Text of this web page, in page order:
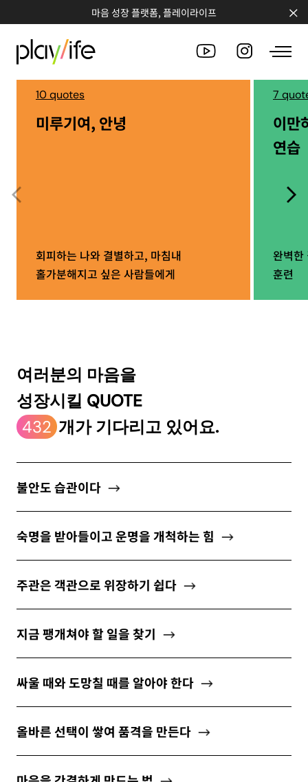
마음 성장 플랫폼, 플레이라이프
PEOPLE
QUOTE
COUNSELING
newsletter
소중한 자신의 가치를 찾도록 도와주는
개인정보 수집 및 이용약관에 동의합니다.
구독하기
10 quotes
미루기여, 안녕
회피하는 나와 결별하고, 마침내
홀가분해지고 싶은 사람들에게
7
이만
연습
완벽한
훈련
여러분의 마음을
성장시킬 QUOTE
432 개가 기다리고 있어요.
불안도 습관이다
숙명을 받아들이고 운명을 개척하는 힘
주관은 객관으로 위장하기 쉽다
지금 팽개쳐야 할 일을 찾기
싸울 때와 도망칠 때를 알아야 한다
올바른 선택이 쌓여 품격을 만든다